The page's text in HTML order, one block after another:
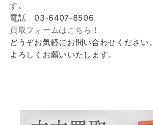
す。
電話 03-6407-8506
買取フォームはこちら！
どうぞお気軽にお問い合わせください。
よろしくお願いいたします。